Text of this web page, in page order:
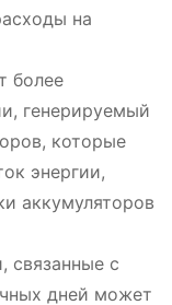
на
более
генерируемый
которые
энергии,
аккумуляторов
связанные с
дней может